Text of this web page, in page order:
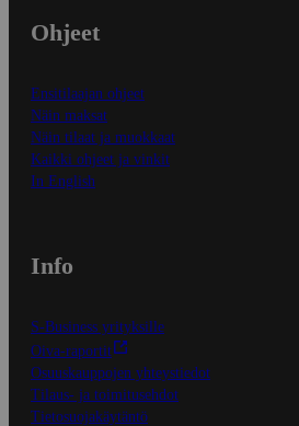
Ohjeet
Ensitilaajan ohjeet
Näin maksat
Näin tilaat ja muokkaat
Kaikki ohjeet ja vinkit
In English
Info
S-Business yrityksille
Oiva-raportit
Osuuskauppojen yhteystiedot
Tilaus- ja toimitusehdot
Tietosuojakäytäntö